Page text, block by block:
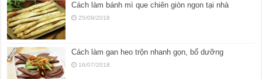
Cách làm bánh mì que chiên giòn ngon tại nhà
25/09/2018
Cách làm gan heo trộn nhanh gọn, bổ dưỡng
16/07/2018